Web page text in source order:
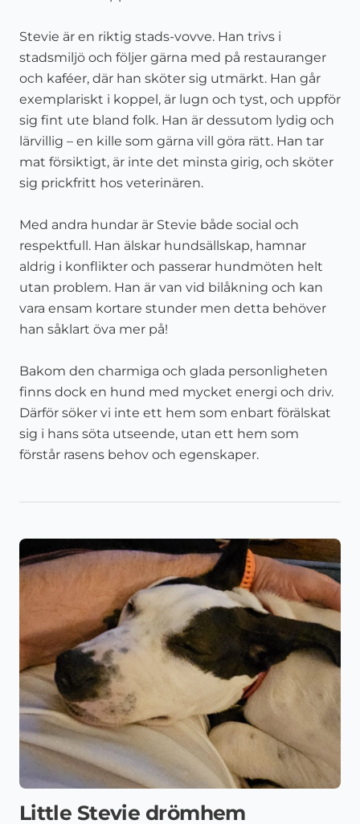
Stevie är en riktig stads-vovve. Han trivs i
stadsmiljö och följer gärna med på restauranger
och kaféer, där han sköter sig utmärkt. Han går
exemplariskt i koppel, är lugn och tyst, och uppför
sig fint ute bland folk. Han är dessutom lydig och
lärvillig – en kille som gärna vill göra rätt. Han tar
mat försiktigt, är inte det minsta girig, och sköter
sig prickfritt hos veterinären.
Med andra hundar är Stevie både social och
respektfull. Han älskar hundsällskap, hamnar
aldrig i konflikter och passerar hundmöten helt
utan problem. Han är van vid bilåkning och kan
vara ensam kortare stunder men detta behöver
han såklart öva mer på!
Bakom den charmiga och glada personligheten
finns dock en hund med mycket energi och driv.
Därför söker vi inte ett hem som enbart förälskat
sig i hans söta utseende, utan ett hem som
förstår rasens behov och egenskaper.
Little Stevie drömhem